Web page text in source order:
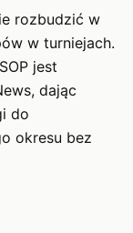
rozbudzić w
w turniejach.
jest
dając
do
okresu bez